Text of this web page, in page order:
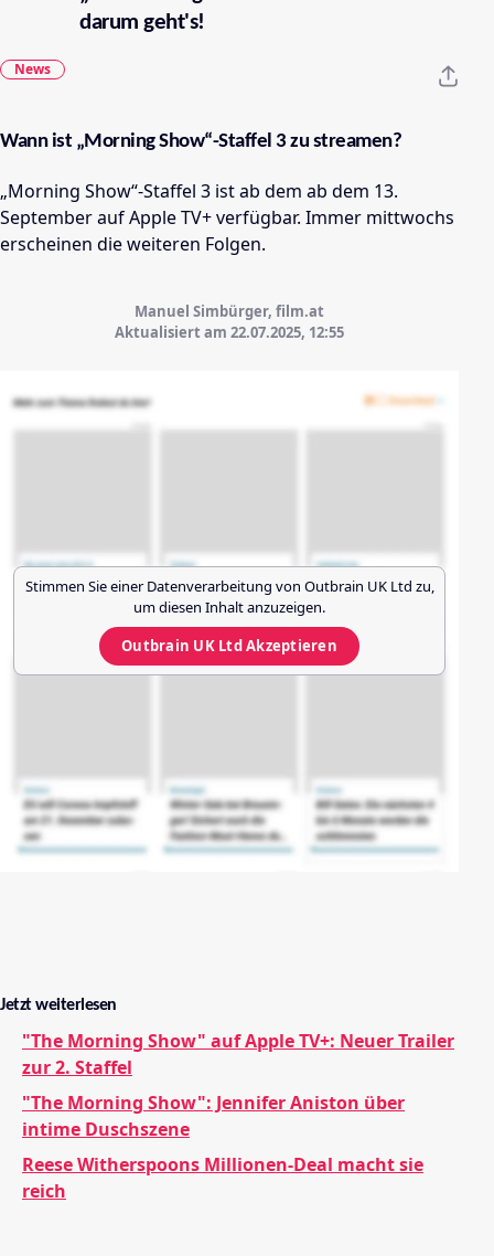
darum geht's!
News
Wann ist „Morning Show“-Staffel 3 zu streamen?
„Morning Show“-Staffel 3 ist ab dem ab dem 13.
Septemberauf Apple TV+ verfügbar. Immer mittwochs
erscheinen die weiteren Folgen.
Manuel Simbürger, film.at
Aktualisiert am 22.07.2025, 12:55
Stimmen Sie einer Datenverarbeitung von Outbrain UK Ltd zu,
um diesen Inhalt anzuzeigen.
Outbrain UK Ltd Akzeptieren
Jetzt weiterlesen
"The Morning Show" auf Apple TV+: Neuer Trailer
zur 2. Staffel
"The Morning Show": Jennifer Aniston über
intime Duschszene
Reese Witherspoons Millionen-Deal macht sie
reich